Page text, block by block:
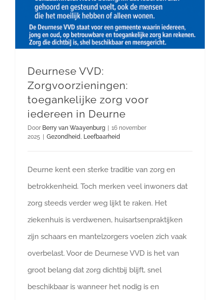
Deurnese VVD:
Zorgvoorzieningen:
toegankelijke zorg voor
iedereen in Deurne
Door Berry van Waayenburg | 16 november
2025 | Gezondheid Leefbaarheid
Deurne kent een sterke traditie van zorg en
betrokkenheid. Toch merken veel inwoners dat
zorg steeds verder weg lijkt te raken. Het
ziekenhuis is verdwenen, huisartsenpraktijken
zijn schaars en mantelzorgers voelen zich vaak
overbelast. Voor de Deurnese VVD is het van
groot belang dat zorg dichtbij blijft, snel
beschikbaar is wanneer het nodig is en